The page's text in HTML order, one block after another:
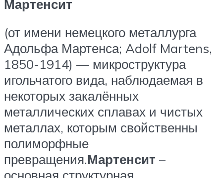
Мартенсит
(от имени немецкого металлурга
Адольфа Мартенса; Adolf Martens,
1850-1914) — микроструктура
игольчатого вида, наблюдаемая в
некоторых закалённых
металлических сплавах и чистых
металлах, которым свойственны
полиморфные
превращения.Мартенсит –